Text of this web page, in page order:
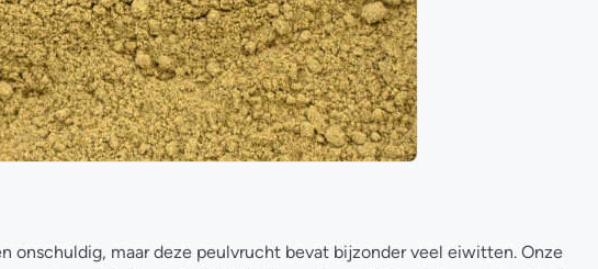
onschuldig, maar deze peulvrucht bevat bijzonder veel eiwitten. Onze